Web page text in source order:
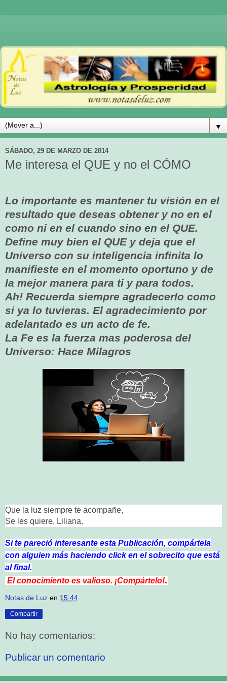
▼
SÁBADO, 29 DE MARZO DE 2014
Me interesa el QUE y no el CÓMO
Lo importante es mantener tu visión en el
resultado que deseas obtener y no en el
como ni en el cuando sino en el QUE.
Define muy bien el QUE y deja que el
Universo con su inteligencia infinita lo
manifieste en el momento oportuno y de
la mejor manera para ti y para todos.
Ah! Recuerda siempre agradecerlo como
si ya lo tuvieras. El agradecimiento por
adelantado es un acto de fe.
La Fe es la fuerza mas poderosa del
Universo: Hace Milagros
Que la luz siempre te acompañe,
Se les quiere, Liliana.
Si te pareció interesante esta Publicación, compártela
con alguien más haciendo click en el sobrecito que está
al final.
El conocimiento es valioso. ¡Compártelo!.
Notas de Luz en 15:44
Compartir
No hay comentarios:
Publicar un comentario